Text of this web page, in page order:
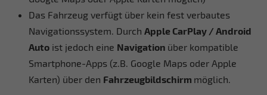
Das Fahrzeug verfügt über kein fest verbautes
Navigationssystem. Durch Apple CarPlay / Android
Auto ist jedoch eine Navigation über kompatible
Smartphone-Apps (z.B. Google Maps oder Apple
Karten) über den Fahrzeugbildschirm möglich.